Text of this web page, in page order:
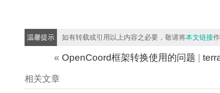
温馨提示 如有转载或引用以上内容之必要，敬请将本文链接
« OpenCoord框架转换使用的问题 |
相关文章